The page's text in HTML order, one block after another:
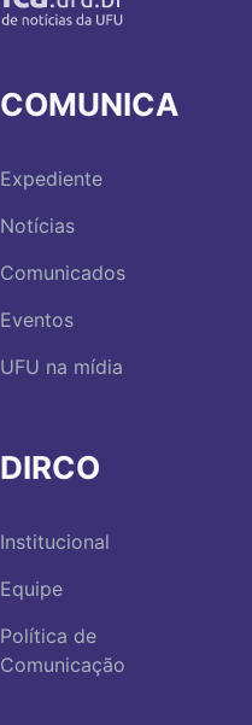
COMUNICA
Expediente
Notícias
Comunicados
Eventos
UFU na mídia
DIRCO
Institucional
Equipe
Política de
Comunicação